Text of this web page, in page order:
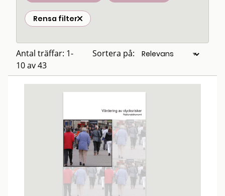
Rensa filter
Antal träffar: 1-
10 av 43
Sortera på: